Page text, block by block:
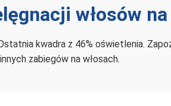
włosów
kwadra z 46% oświetlenia.
zabiegów na włosach.